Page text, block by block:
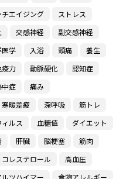
チエイジング
ストレス
交感神経
副交感神経
医学 入浴 頭痛
養生
疫力 動脈硬化
認知症
中症
痛み
暖差疲
深呼吸
筋トレ
ィルス 血糖値
ダイエット
肝臓 脳梗塞
筋肉
コレステロール
高血圧
ルツハイマー
食物アレルギー